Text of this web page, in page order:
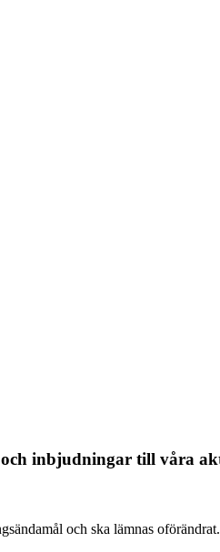
inbjudningar till våra
och ska lämnas oförändrat.